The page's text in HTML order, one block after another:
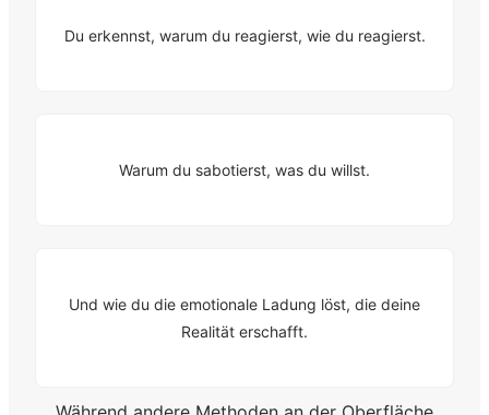
Du erkennst, warum du reagierst, wie du reagierst.
Warum du sabotierst, was du willst.
Und wie du die emotionale Ladung löst, die deine
Realität erschafft.